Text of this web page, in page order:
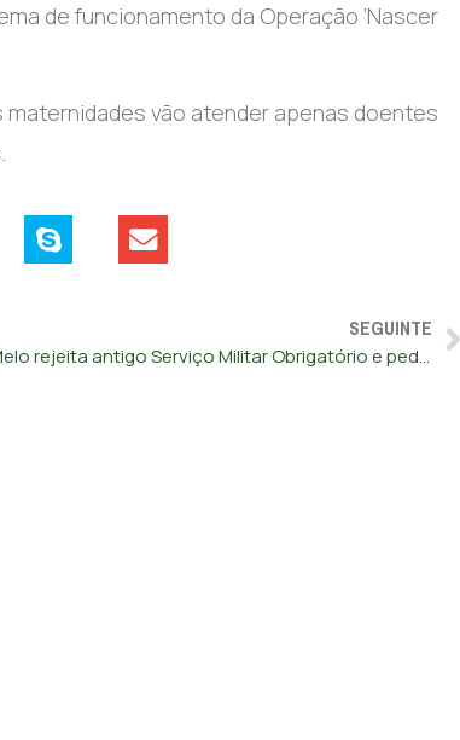
de funcionamento da Operação ‘Nascer
vão atender apenas doentes
SEGUINTE
Gouveia e Melo rejeita antigo Serviço Militar Obrigatório e pede “nova resposta” consensual